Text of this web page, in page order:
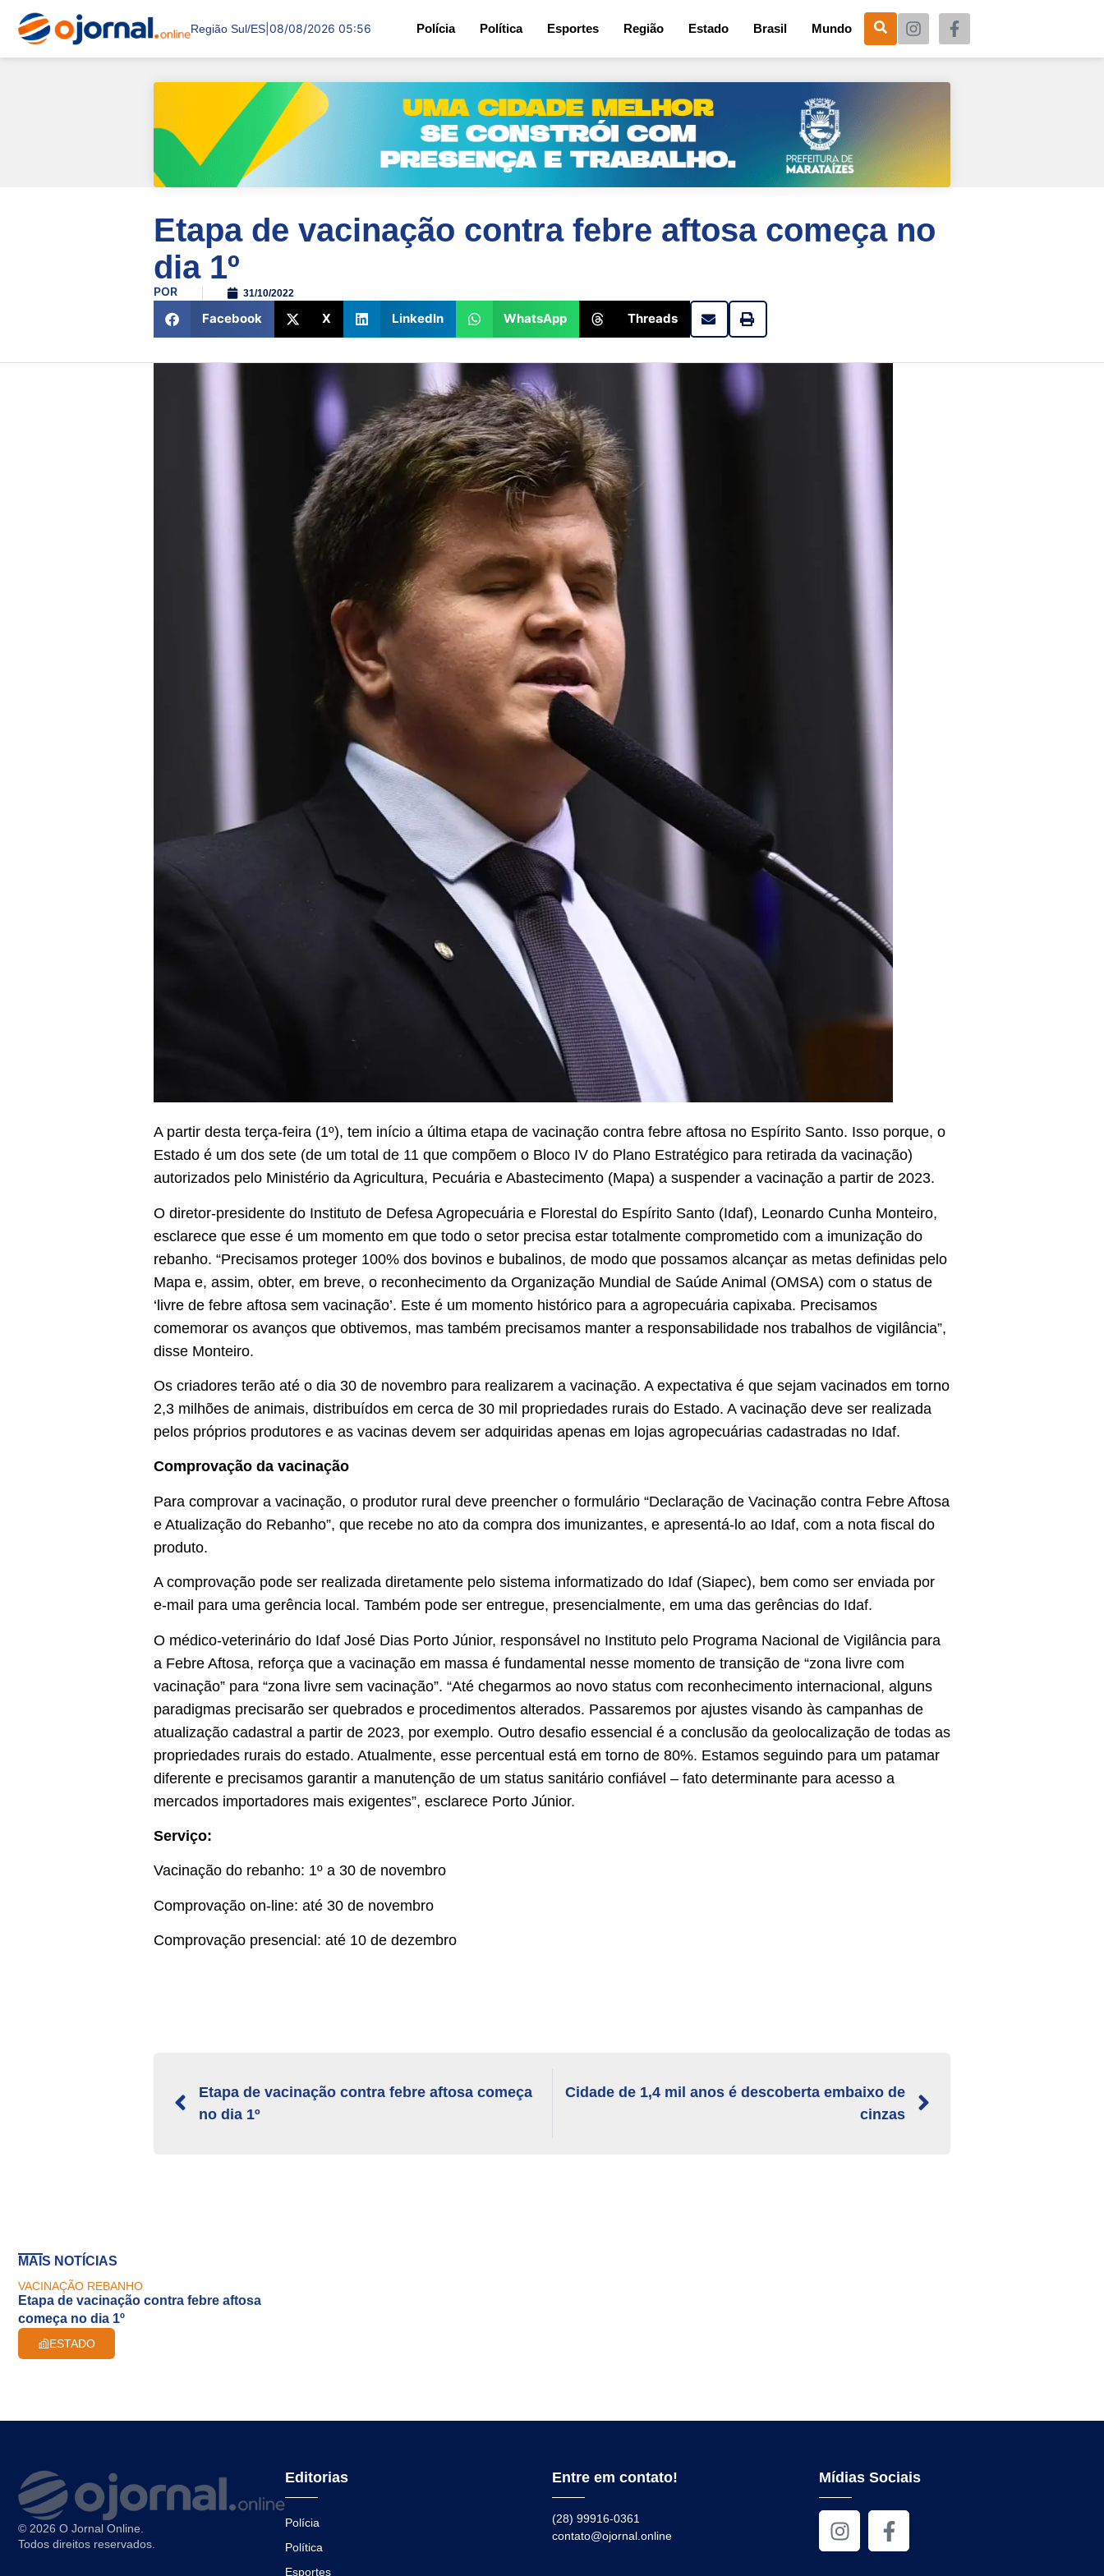
Região Sul/ES 08/08/2026 05:56 Polícia Política Esportes Região Estado Brasil Mundo
Etapa de vacinação contra febre aftosa começa no
dia 1º
POR 31/10/2022
Facebook X LinkedIn WhatsApp Threads
A partir desta terça-feira (1º), tem início a última etapa de vacinação contra febre aftosa no Espírito Santo. Isso porque, o
Estado é um dos sete (de um total de 11 que compõem o Bloco IV do Plano Estratégico para retirada da vacinação)
autorizados pelo Ministério da Agricultura, Pecuária e Abastecimento (Mapa) a suspender a vacinação a partir de 2023.
O diretor-presidente do Instituto de Defesa Agropecuária e Florestal do Espírito Santo (Idaf), Leonardo Cunha Monteiro,
esclarece que esse é um momento em que todo o setor precisa estar totalmente comprometido com a imunização do
rebanho. “Precisamos proteger 100% dos bovinos e bubalinos, de modo que possamos alcançar as metas definidas pelo
Mapa e, assim, obter, em breve, o reconhecimento da Organização Mundial de Saúde Animal (OMSA) com o status de
‘livre de febre aftosa sem vacinação’. Este é um momento histórico para a agropecuária capixaba. Precisamos
comemorar os avanços que obtivemos, mas também precisamos manter a responsabilidade nos trabalhos de vigilância”,
disse Monteiro.
Os criadores terão até o dia 30 de novembro para realizarem a vacinação. A expectativa é que sejam vacinados em torno
2,3 milhões de animais, distribuídos em cerca de 30 mil propriedades rurais do Estado. A vacinação deve ser realizada
pelos próprios produtores e as vacinas devem ser adquiridas apenas em lojas agropecuárias cadastradas no Idaf.
Comprovação da vacinação
Para comprovar a vacinação, o produtor rural deve preencher o formulário “Declaração de Vacinação contra Febre Aftosa
e Atualização do Rebanho”, que recebe no ato da compra dos imunizantes, e apresentá-lo ao Idaf, com a nota fiscal do
produto.
A comprovação pode ser realizada diretamente pelo sistema informatizado do Idaf (Siapec), bem como ser enviada por
e-mail para uma gerência local. Também pode ser entregue, presencialmente, em uma das gerências do Idaf.
O médico-veterinário do Idaf José Dias Porto Júnior, responsável no Instituto pelo Programa Nacional de Vigilância para
a Febre Aftosa, reforça que a vacinação em massa é fundamental nesse momento de transição de “zona livre com
vacinação” para “zona livre sem vacinação”. “Até chegarmos ao novo status com reconhecimento internacional, alguns
paradigmas precisarão ser quebrados e procedimentos alterados. Passaremos por ajustes visando às campanhas de
atualização cadastral a partir de 2023, por exemplo. Outro desafio essencial é a conclusão da geolocalização de todas as
propriedades rurais do estado. Atualmente, esse percentual está em torno de 80%. Estamos seguindo para um patamar
diferente e precisamos garantir a manutenção de um status sanitário confiável – fato determinante para acesso a
mercados importadores mais exigentes”, esclarece Porto Júnior.
Serviço:
Vacinação do rebanho: 1º a 30 de novembro
Comprovação on-line: até 30 de novembro
Comprovação presencial: até 10 de dezembro
Etapa de vacinação contra febre aftosa começa
no dia 1º
Cidade de 1,4 mil anos é descoberta embaixo de
cinzas
MAIS NOTÍCIAS
VACINAÇÃO REBANHO
Etapa de vacinação contra febre aftosa
começa no dia 1º
ESTADO
© 2026 O Jornal Online.
Todos direitos reservados.
Editorias
Polícia
Política
Esportes
Entre em contato!
(28) 99916-0361
contato@ojornal.online
Mídias Sociais